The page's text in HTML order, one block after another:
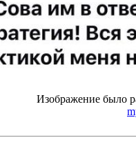
Изображение было